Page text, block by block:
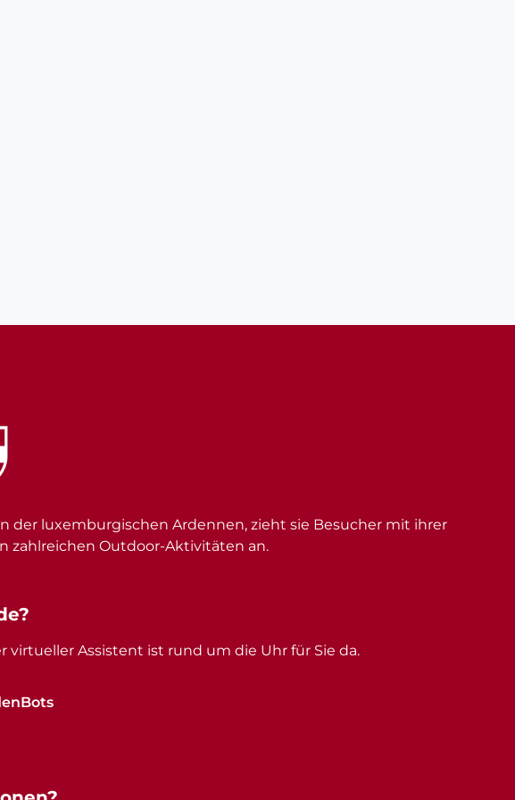
Assistent ist rund um die Uhr für Sie da.
luxemburgischen Ardennen, zieht sie Besucher mit ihrer
zahlreichen Outdoor-Aktivitäten an.